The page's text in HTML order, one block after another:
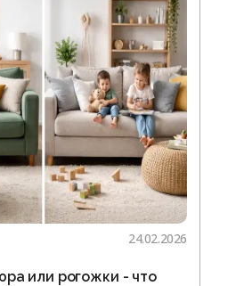
24.02.2026
или рогожки - что